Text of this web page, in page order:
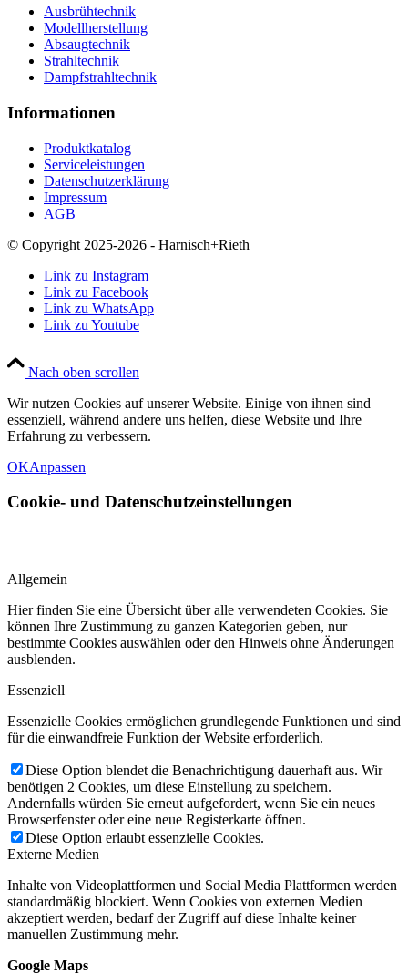
Ausbrühtechnik
Modellherstellung
Absaugtechnik
Strahltechnik
Dampfstrahltechnik
Informationen
Produktkatalog
Serviceleistungen
Datenschutzerklärung
Impressum
AGB
© Copyright 2025-2026 - Harnisch+Rieth
Link zu Instagram
Link zu Facebook
Link zu WhatsApp
Link zu Youtube
Nach oben scrollen
Wir nutzen Cookies auf unserer Website. Einige von ihnen sind
essenziell, während andere uns helfen, diese Website und Ihre
Erfahrung zu verbessern.
OKAnpassen
Cookie- und Datenschutzeinstellungen
Allgemein
Hier finden Sie eine Übersicht über alle verwendeten Cookies. Sie
können Ihre Zustimmung zu ganzen Kategorien geben, nur
bestimmte Cookies auswählen oder den Hinweis ohne Änderungen
ausblenden.
Essenziell
Essenzielle Cookies ermöglichen grundlegende Funktionen und sind
für die einwandfreie Funktion der Website erforderlich.
Diese Option blendet die Benachrichtigung dauerhaft aus. Wir
benötigen 2 Cookies, um diese Einstellung zu speichern.
Andernfalls würden Sie erneut aufgefordert, wenn Sie ein neues
Browserfenster oder eine neue Registerkarte öffnen.
Diese Option erlaubt essenzielle Cookies.
Externe Medien
Inhalte von Videoplattformen und Social Media Plattformen werden
standardmäßig blockiert. Wenn Cookies von externen Medien
akzeptiert werden, bedarf der Zugriff auf diese Inhalte keiner
manuellen Zustimmung mehr.
Google Maps